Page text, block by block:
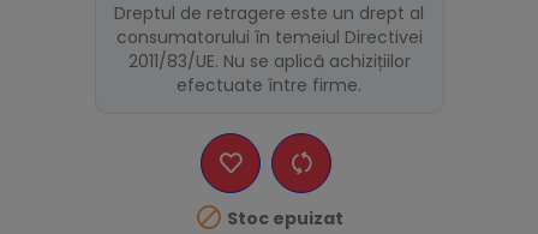
Dreptul de retragere este un drept al
consumatorului în temeiul Directivei
2011/83/UE. Nu se aplică achizițiilor
efectuate între firme.
 Stoc epuizat